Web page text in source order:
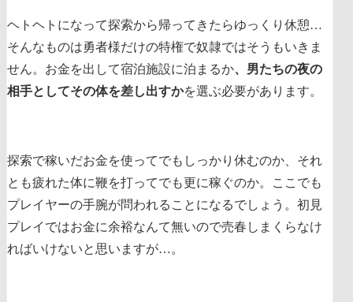
ヘトヘトになって探索から帰ってきたらゆっくり休憩…
そんなものは勇者様だけの特権で奴隷ではそうもいきま
せん。お金を出して宿泊施設に泊まるか、男たちの夜の
相手としてその体を差し出すかを選ぶ必要があります。
探索で稼いだお金を使ってでもしっかり休むのか、それ
とも疲れた体に鞭を打ってでも更に稼ぐのか。ここでも
プレイヤーの手腕が問われることになるでしょう。初見
プレイではお金に余裕なんて無いので売春しまくらなけ
ればいけないと思いますが…。